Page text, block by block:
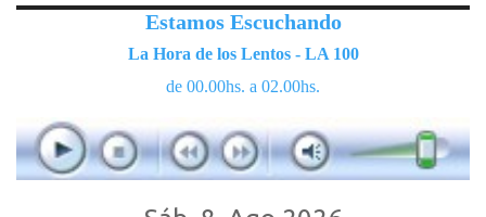
Estamos Escuchando
La Hora de los Lentos - LA 100
de 00.00hs. a 02.00hs.